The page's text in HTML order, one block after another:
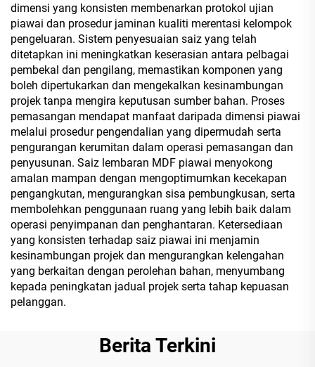
dimensi yang konsisten membenarkan protokol ujian
piawai dan prosedur jaminan kualiti merentasi kelompok
pengeluaran. Sistem penyesuaian saiz yang telah
ditetapkan ini meningkatkan keserasian antara pelbagai
pembekal dan pengilang, memastikan komponen yang
boleh dipertukarkan dan mengekalkan kesinambungan
projek tanpa mengira keputusan sumber bahan. Proses
pemasangan mendapat manfaat daripada dimensi piawai
melalui prosedur pengendalian yang dipermudah serta
pengurangan kerumitan dalam operasi pemasangan dan
penyusunan. Saiz lembaran MDF piawai menyokong
amalan mampan dengan mengoptimumkan kecekapan
pengangkutan, mengurangkan sisa pembungkusan, serta
membolehkan penggunaan ruang yang lebih baik dalam
operasi penyimpanan dan penghantaran. Ketersediaan
yang konsisten terhadap saiz piawai ini menjamin
kesinambungan projek dan mengurangkan kelengahan
yang berkaitan dengan perolehan bahan, menyumbang
kepada peningkatan jadual projek serta tahap kepuasan
pelanggan.
Berita Terkini